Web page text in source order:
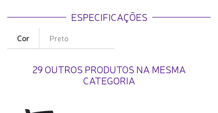
ESPECIFICAÇÕES
Cor Preto
29 OUTROS PRODUTOS NA MESMA
CATEGORIA